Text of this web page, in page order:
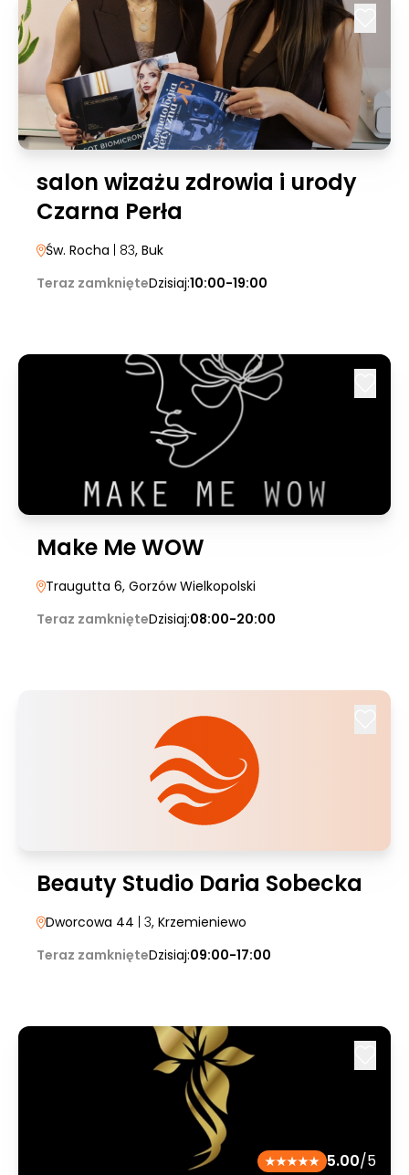
salon wizażu zdrowia i urody
Czarna Perła
Św. Rocha | 83, Buk
Teraz zamknięteDzisiaj:10:00-19:00
Make Me WOW
Traugutta 6, Gorzów Wielkopolski
Teraz zamknięteDzisiaj:08:00-20:00
Beauty Studio Daria Sobecka
Dworcowa 44 | 3, Krzemieniewo
Teraz zamknięteDzisiaj:09:00-17:00
5.00/5